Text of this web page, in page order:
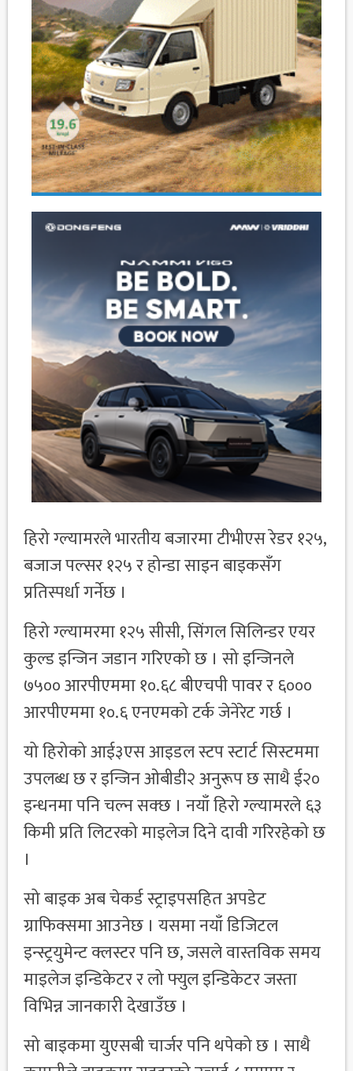
हिरो ग्ल्यामरले भारतीय बजारमा टीभीएस रेडर १२५,
बजाज पल्सर १२५ र होन्डा साइन बाइकसँग
प्रतिस्पर्धा गर्नेछ ।
हिरो ग्ल्यामरमा १२५ सीसी, सिंगल सिलिन्डर एयर
कुल्ड इन्जिन जडान गरिएको छ । सो इन्जिनले
७५०० आरपीएममा १०.६८ बीएचपी पावर र ६०००
आरपीएममा १०.६ एनएमको टर्क जेनेरेट गर्छ ।
यो हिरोको आई३एस आइडल स्टप स्टार्ट सिस्टममा
उपलब्ध छ र इन्जिन ओबीडी२ अनुरूप छ साथै ई२०
इन्धनमा पनि चल्न सक्छ । नयाँ हिरो ग्ल्यामरले ६३
किमी प्रति लिटरको माइलेज दिने दावी गरिरहेको छ
।
सो बाइक अब चेकर्ड स्ट्राइपसहित अपडेट
ग्राफिक्समा आउनेछ । यसमा नयाँ डिजिटल
इन्स्ट्रयुमेन्ट क्लस्टर पनि छ, जसले वास्तविक समय
माइलेज इन्डिकेटर र लो फ्युल इन्डिकेटर जस्ता
विभिन्न जानकारी देखाउँछ ।
सो बाइकमा युएसबी चार्जर पनि थपेको छ । साथै